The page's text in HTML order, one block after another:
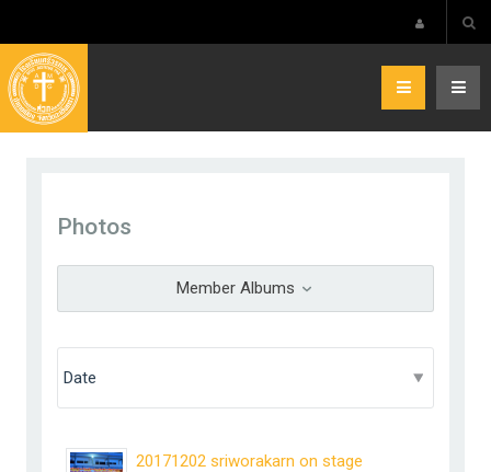
Photos
Member Albums
20171202 sriworakarn on stage